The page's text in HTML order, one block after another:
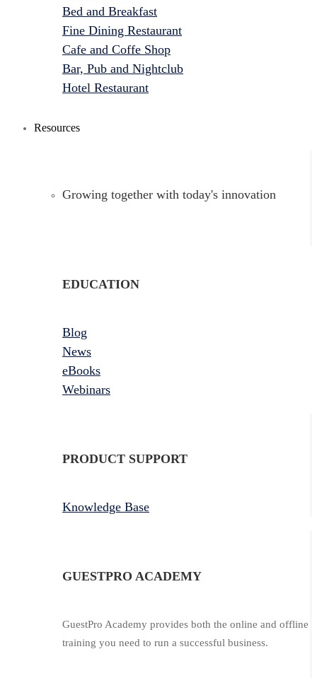
Bed and Breakfast
Fine Dining Restaurant
Cafe and Coffe Shop
Bar, Pub and Nightclub
Hotel Restaurant
Resources
Growing together with today's innovation
EDUCATION
Blog
News
eBooks
Webinars
PRODUCT SUPPORT
Knowledge Base
GUESTPRO ACADEMY
GuestPro Academy provides both the online and offline
training you need to run a successful business.